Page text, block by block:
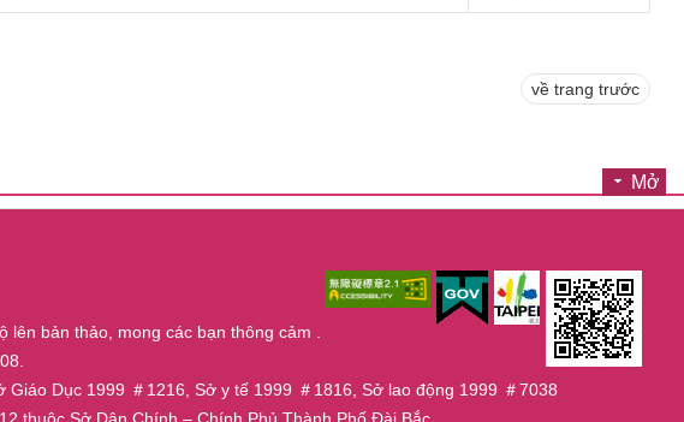
về trang trước
Mở
bản thảo, mong các bạn thông cảm .
Dục 1999 ＃1216, Sở y tế 1999 ＃1816, Sở lao động 1999 ＃7038